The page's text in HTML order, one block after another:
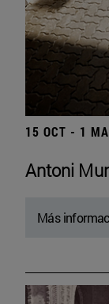
15 OCT - 1
Antoni
Más